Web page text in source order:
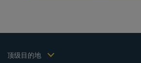
顶级目的地
上海酒店
Hôtels Saint-Malo
个人数据政策